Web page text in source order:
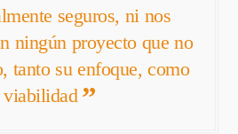
seguros, ni nos
ningún proyecto que no
tanto su enfoque, como
viabilidad